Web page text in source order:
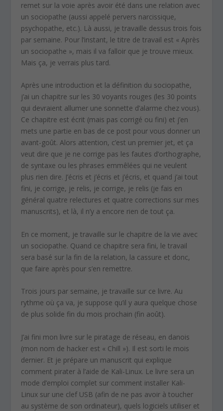
remet sur la voie après avoir été dans une relation avec
un sociopathe (aussi appelé pervers narcissique,
psychopathe, etc.). Là aussi, je travaille dessus trois fois
par semaine. Pour l’instant, le titre de travail est « Après
un sociopathe », mais il va falloir que je trouve mieux.
Mais ça, je verrais plus tard.
Après une introduction et la définition du sociopathe,
j’ai un chapitre sur les 30 voyants rouges (les 30 points
qui devraient allumer une sonnette d’alarme chez vous).
Ce chapitre est écrit (mais pas corrigé ou fini) et j’en
mets une partie en bas de ce post pour vous donner un
avant-goût. Alors attention, c’est un premier jet, et ça
veut dire que je ne corrige pas les fautes d’orthographe,
de syntaxe ou les phrases emmêlées qui ne veulent
plus rien dire. J’écris et j’écris et j’écris, et quand j’ai tout
fini, je corrige, je relis, je corrige, je relis (je fais en
général quatre relectures et quatre corrections sur mes
manuscrits), et là, il n’y a encore rien de tout ça.
En ce moment, je travaille sur le chapitre de la vie avec
un sociopathe. Quand ce chapitre sera fini, le travail
sera basé sur la fin de la relation, la cassure et donc,
que faire après pour s’en remettre.
Trois jours par semaine, je travaille sur ce livre. Au
rythme où ça va, je suppose qu’il y aura quelque chose
de plus solide fin du mois prochain (fin août).
J’ai fini mon livre sur le piratage de réseau, en danois
(mon nom de hacker est « Chill »). Il est sorti le mois
dernier. Et je prépare un manuscrit qui explique
comment pirater à l’aide de Kali-Linux. Le livre sera un
mode d’emploi complet sur comment installer Kali-
Linux sur une clef USB (afin de ne pas avoir à toucher
au système de son ordinateur), quels logiciels utiliser et